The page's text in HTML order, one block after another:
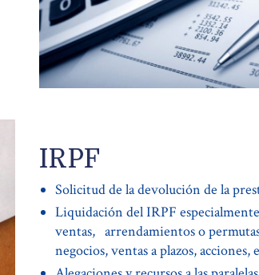
IRPF
Solicitud de la devolución de la
Liquidación del IRPF
ventas, arrendamientos o
negocios, ventas a plazos, acciones,